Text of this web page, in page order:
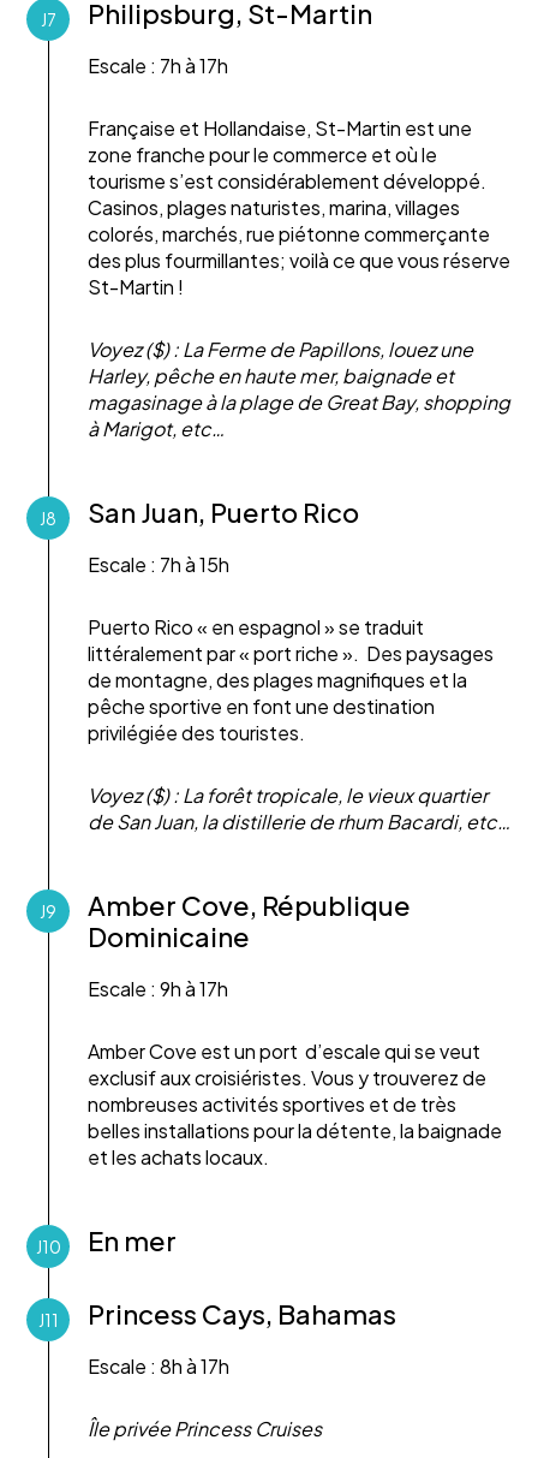
J7 Philipsburg, St-Martin
Escale : 7h à 17h
Française et Hollandaise, St-Martin est une
zone franche pour le commerce et où le
tourisme s’est considérablement développé.
Casinos, plages naturistes, marina, villages
colorés, marchés, rue piétonne commerçante
des plus fourmillantes; voilà ce que vous réserve
St-Martin !
Voyez ($) : La Ferme de Papillons, louez une
Harley, pêche en haute mer, baignade et
magasinage à la plage de Great Bay, shopping
à Marigot, etc…
J8 San Juan, Puerto Rico
Escale : 7h à 15h
Puerto Rico « en espagnol » se traduit
littéralement par « port riche ». Des paysages
de montagne, des plages magnifiques et la
pêche sportive en font une destination
privilégiée des touristes.
Voyez ($) : La forêt tropicale, le vieux quartier
de San Juan, la distillerie de rhum Bacardi, etc…
J9
Amber Cove, République
Dominicaine
Escale : 9h à 17h
Amber Cove est un port d’escale qui se veut
exclusif aux croisiéristes. Vous y trouverez de
nombreuses activités sportives et de très
belles installations pour la détente, la baignade
et les achats locaux.
J10 En mer
J11 Princess Cays, Bahamas
Escale : 8h à 17h
Île privée Princess Cruises